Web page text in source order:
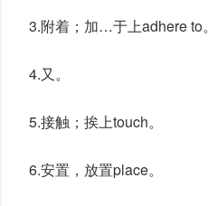
3.附着；加…于上adhere to。
4.又。
5.接触；挨上touch。
6.安置，放置place。